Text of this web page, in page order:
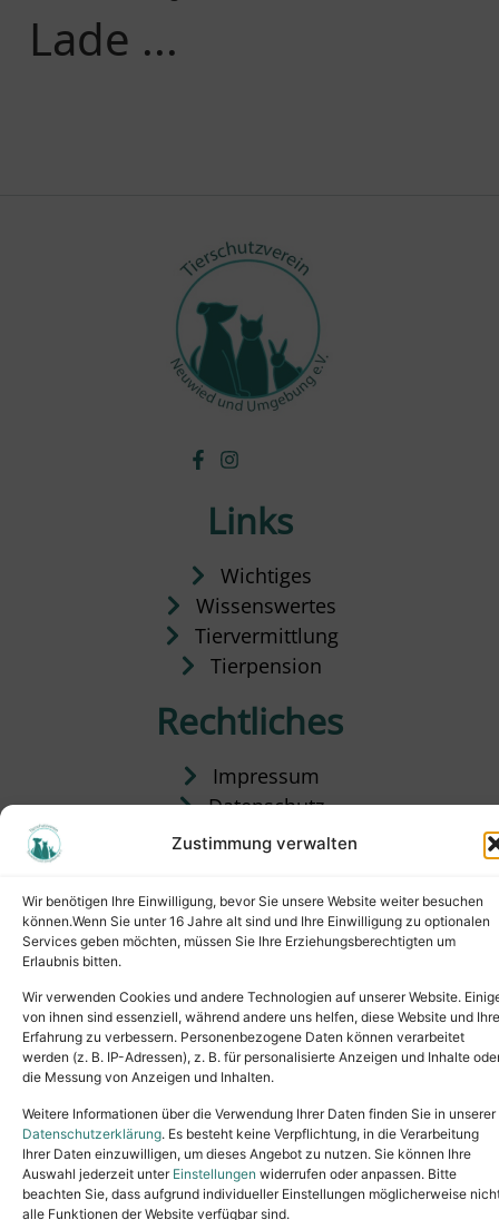
Zustimmung verwalten
Wir benötigen Ihre Einwilligung, bevor Sie unsere Website weiter besuchen
können.Wenn Sie unter 16 Jahre alt sind und Ihre Einwilligung zu optionalen
Services geben möchten, müssen Sie Ihre Erziehungsberechtigten um
Erlaubnis bitten.
Wir verwenden Cookies und andere Technologien auf unserer Website.
von ihnen sind essenziell, während andere uns helfen, diese Website und Ihre
Erfahrung zu verbessern. Personenbezogene Daten können verarbeitet
werden (z. B. IP-Adressen), z. B. für personalisierte Anzeigen und Inhalte
die Messung von Anzeigen und Inhalten.
Weitere Informationen über die Verwendung Ihrer Daten finden Sie in unserer
Datenschutzerklärung. Es besteht keine Verpflichtung, in die Verarbeitung
Ihrer Daten einzuwilligen, um dieses Angebot zu nutzen. Sie können Ihre
Auswahl jederzeit unter Einstellungen widerrufen oder anpassen. Bitte
beachten Sie, dass aufgrund individueller Einstellungen möglicherweise
alle Funktionen der Website verfügbar sind.
Lade ...
Links
Wichtiges
Wissenswertes
Tiervermittlung
Tierpension
Rechtliches
Impressum
Datenschutz
Satzung
Copyright © 2024. All rights reserved.
Tel.: (02631) 55356buero@tierheim-neuwied.de
Ludwigshof 1, 56567 Neuwied